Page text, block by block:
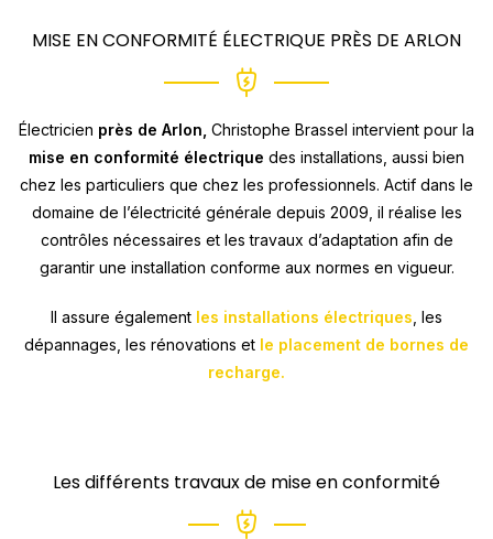
MISE EN CONFORMITÉ ÉLECTRIQUE PRÈS DE ARLON
Électricien près de Arlon, Christophe Brassel intervient pour la
mise en conformité électrique des installations, aussi bien
chez les particuliers que chez les professionnels. Actif dans le
domaine de l’électricité générale depuis 2009, il réalise les
contrôles nécessaires et les travaux d’adaptation afin de
garantir une installation conforme aux normes en vigueur.
Il assure également les installations électriques , les
dépannages, les rénovations et le placement de bornes de
recharge.
Les différents travaux de mise en conformité